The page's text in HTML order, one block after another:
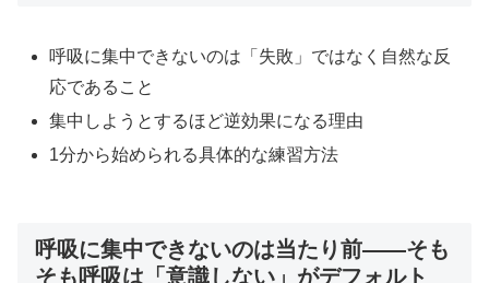
呼吸に集中できないのは「失敗」ではなく自然な反
応であること
集中しようとするほど逆効果になる理由
1分から始められる具体的な練習方法
呼吸に集中できないのは当たり前——そも
そも呼吸は「意識しない」がデフォルト